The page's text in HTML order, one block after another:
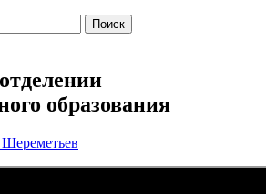
образования